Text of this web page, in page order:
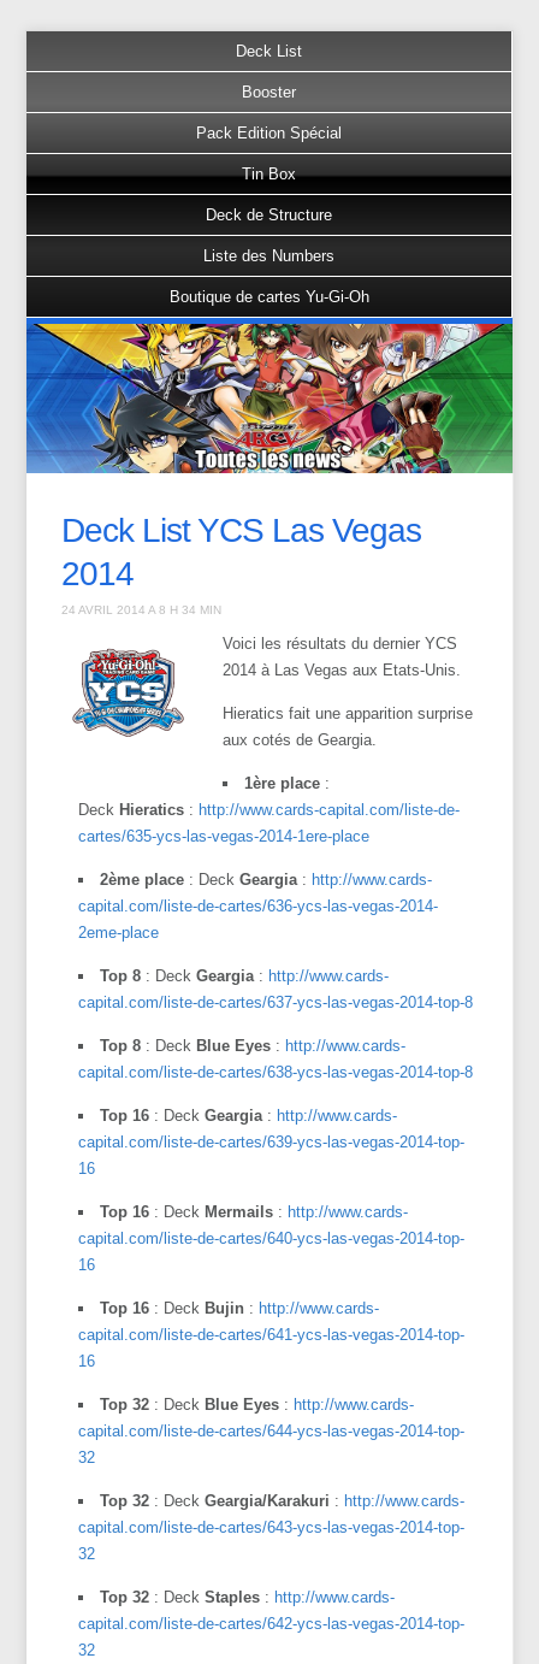
Deck List
Booster
Pack Edition Spécial
Tin Box
Deck de Structure
Liste des Numbers
Boutique de cartes Yu-Gi-Oh
Deck List YCS Las Vegas
2014
24 AVRIL 2014 A 8 H 34 MIN
Voici les résultats du dernier YCS
2014 à Las Vegas aux Etats-Unis.
Hieratics fait une apparition surprise
aux cotés de Geargia.
1ère place:
Deck Hieratics : http://www.cards-capital.com/liste-de-
cartes/635-ycs-las-vegas-2014-1ere-place
2ème place : DeckGeargia : http://www.cards-
capital.com/liste-de-cartes/636-ycs-las-vegas-2014-
2eme-place
Top 8 : DeckGeargia : http://www.cards-
capital.com/liste-de-cartes/637-ycs-las-vegas-2014-top-8
Top 8 : Deck Blue Eyes : http://www.cards-
capital.com/liste-de-cartes/638-ycs-las-vegas-2014-top-8
Top 16 : DeckGeargia : http://www.cards-
capital.com/liste-de-cartes/639-ycs-las-vegas-2014-top-
16
Top 16 : Deck Mermails : http://www.cards-
capital.com/liste-de-cartes/640-ycs-las-vegas-2014-top-
16
Top 16 : Deck Bujin : http://www.cards-
capital.com/liste-de-cartes/641-ycs-las-vegas-2014-top-
16
Top 32 : Deck Blue Eyes : http://www.cards-
capital.com/liste-de-cartes/644-ycs-las-vegas-2014-top-
32
Top 32 : DeckGeargia/Karakuri : http://www.cards-
capital.com/liste-de-cartes/643-ycs-las-vegas-2014-top-
32
Top 32 : DeckStaples : http://www.cards-
capital.com/liste-de-cartes/642-ycs-las-vegas-2014-top-
32